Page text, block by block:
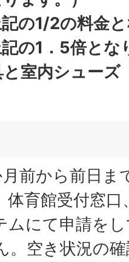
の1/2の料金
の1．5倍とな
室内シューズ
前から前日ま
体育館受付窓
ムにて申請を
。空き状況の